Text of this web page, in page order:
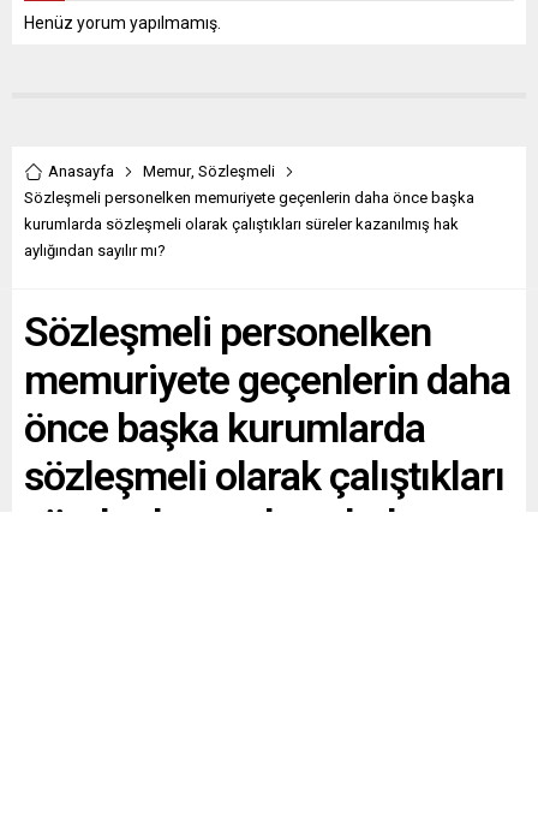
Henüz yorum yapılmamış.
Anasayfa Memur, Sözleşmeli
Sözleşmeli personelken memuriyete geçenlerin daha önce başka
kurumlarda sözleşmeli olarak çalıştıkları süreler kazanılmış hak
aylığından sayılır mı?
Sözleşmeli personelken
memuriyete geçenlerin daha
önce başka kurumlarda
sözleşmeli olarak çalıştıkları
süreler kazanılmış hak